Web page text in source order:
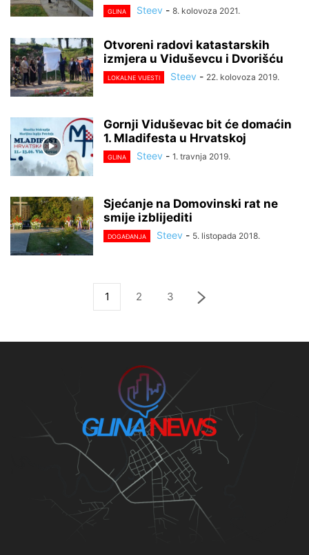
GLINA Steev - 8. kolovoza 2021.
Otvoreni radovi katastarskih
izmjera u Viduševcu i Dvorišću
LOKALNE VIJESTI Steev - 22. kolovoza 2019.
Gornji Viduševac bit će domaćin
1. Mladifesta u Hrvatskoj
GLINA Steev - 1. travnja 2019.
Sjećanje na Domovinski rat ne
smije izblijediti
DOGAĐANJA Steev - 5. listopada 2018.
1 2 3